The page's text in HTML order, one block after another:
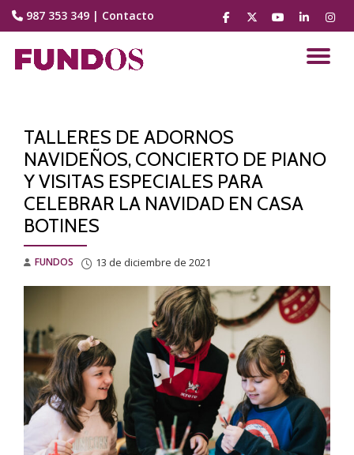
contenido
987 353 349 | Contacto
fa-
facebook
fa-
brands
fa-
youtube-
fa-
linkedin
fa-
TALLERES DE ADORNOS
NAVIDEÑOS, CONCIERTO DE PIANO
Y VISITAS ESPECIALES PARA
CELEBRAR LA NAVIDAD EN CASA
BOTINES
FUNDOS 13 de diciembre de 2021